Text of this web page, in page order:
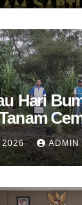
Hari
2026 ADMIN